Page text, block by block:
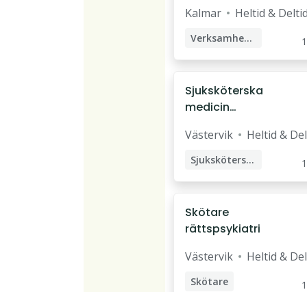
Kalmar Heltid &
Verksamhetschef
Sjuksköterska
medicin
Västervik Heltid &
Sjuksköterska
Skötare
rättspsykiatri
Västervik Heltid &
Skötare